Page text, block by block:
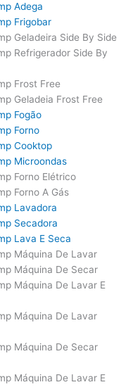
Adega
Frigobar
Geladeira Side By Side
Refrigerador Side By
Frost Free
Geladeia Frost Free
Fogão
Forno
Cooktop
Microondas
Forno Elétrico
Forno A Gás
Lavadora
Secadora
Lava E Seca
Máquina De Lavar
Máquina De Secar
Máquina De Lavar E
Máquina De Lavar
Máquina De Secar
Máquina De Lavar E